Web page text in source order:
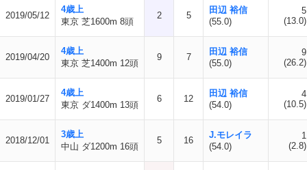
2019/05/12
4歳上
東京 芝1600m 8頭
2 5
田辺 裕信
(55.0)
5
(13.0)
2019/04/20
4歳上
東京 芝1400m 12頭
9 7
田辺 裕信
(55.0)
9
(26.2)
2019/01/27
4歳上
東京 ダ1400m 13頭
6 12
田辺 裕信
(54.0)
4
(10.5)
2018/12/01
3歳上
中山 ダ1200m 16頭
5 16
J.モレイラ
(54.0)
1
(2.8)